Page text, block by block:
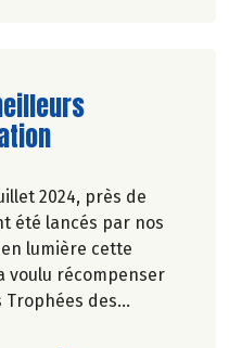
2024, près de
été lancés par nos
lumière cette
voulu récompenser
des